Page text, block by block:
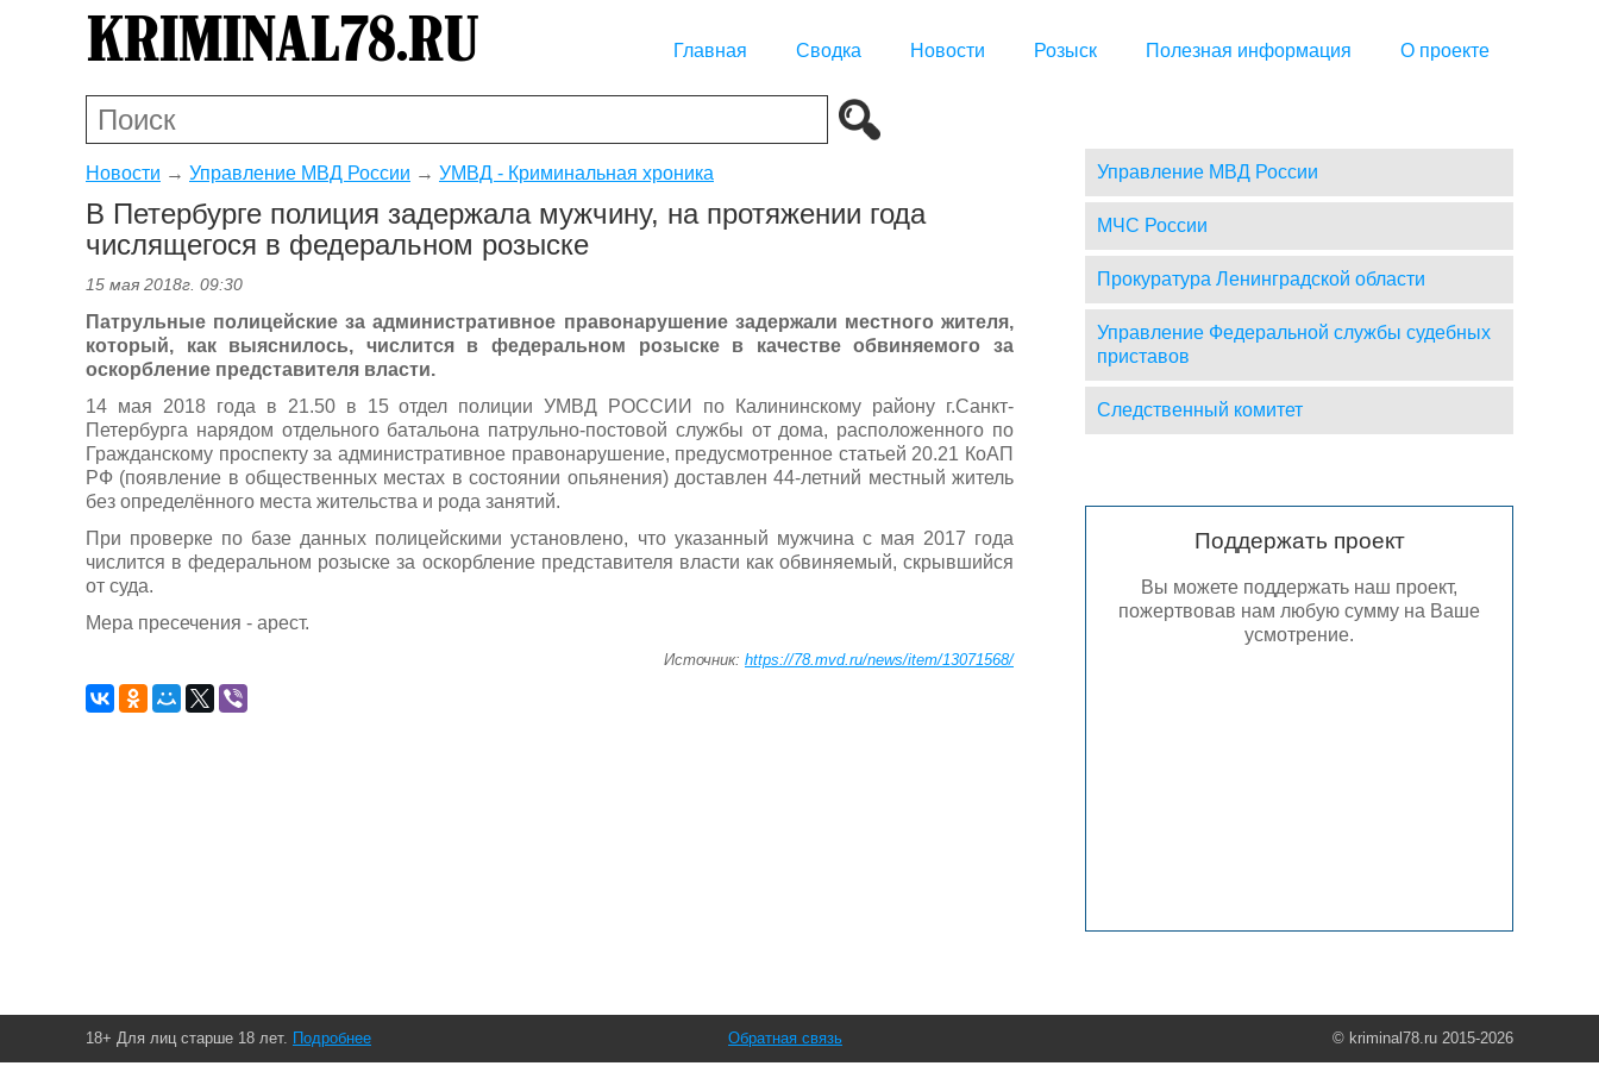
Главная Сводка Новости Розыск Полезная информация О проекте
Новости → Управление МВД России → УМВД - Криминальная хроника
В Петербурге полиция задержала мужчину, на протяжении года
числящегося в федеральном розыске
15 мая 2018г. 09:30
Патрульные полицейские за административное правонарушение задержали местного жителя,
который, как выяснилось, числится в федеральном розыске в качестве обвиняемого за
оскорбление представителя власти.
14 мая 2018 года в 21.50 в 15 отдел полиции УМВД РОССИИ по Калининскому району г.Санкт-
Петербурга нарядом отдельного батальона патрульно-постовой службы от дома, расположенного по
Гражданскому проспекту за административное правонарушение, предусмотренное статьей 20.21 КоАП
РФ (появление в общественных местах в состоянии опьянения) доставлен 44-летний местный житель
без определённого места жительства и рода занятий.
При проверке по базе данных полицейскими установлено, что указанный мужчина с мая 2017 года
числится в федеральном розыске за оскорбление представителя власти как обвиняемый, скрывшийся
от суда.
Мера пресечения - арест.
Источник: https://78.mvd.ru/news/item/13071568/
Управление МВД России
МЧС России
Прокуратура Ленинградской области
Управление Федеральной службы судебных
приставов
Следственный комитет
Поддержать проект
Вы можете поддержать наш проект,
пожертвовав нам любую сумму на Ваше
усмотрение.
18+ Для лиц старше 18 лет. Подробнее © kriminal78.ru 2015-2026
Обратная связь